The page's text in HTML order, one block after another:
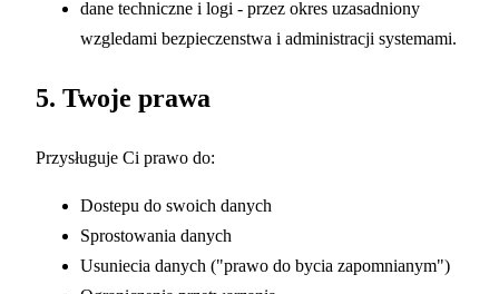
dane techniczne i logi - przez okres uzasadniony
wzgledami bezpieczenstwa i administracji systemami.
5. Twoje prawa
Przysługuje Ci prawo do:
Dostepu do swoich danych
Sprostowania danych
Usuniecia danych ("prawo do bycia zapomnianym")